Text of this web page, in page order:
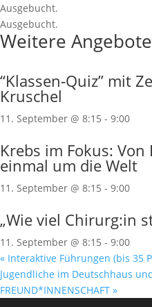
Ausgebucht.
Ausgebucht.
Weitere
“Klassen‐Quiz” mit
Kruschel
11. September @ 8:15 - 9:00
Krebs im Fokus:
einmal um die Welt
11. September @ 8:15 - 9:00
„Wie viel Chirurg:in
11. September @ 8:15 - 9:00
« Interaktive Führungen (bis 35
Jugendliche im Deutschhaus
FREUND*INNENSCHAFT »